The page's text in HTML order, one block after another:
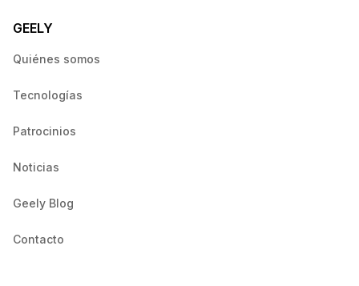
GEELY
Quiénes somos
Tecnologías
Patrocinios
Noticias
Geely Blog
Contacto